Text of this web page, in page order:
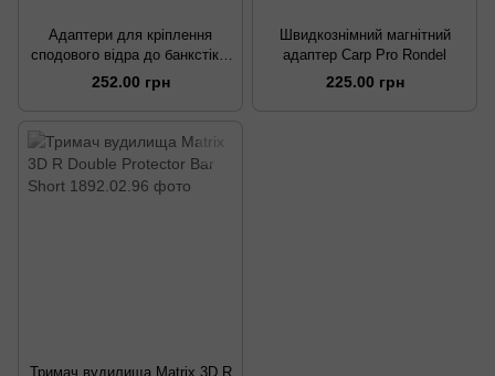
Адаптери для кріплення
сподового відра до банкстіків
Carp Pro Bucket Spod Adaptor
252.00 грн
Швидкознімний магнітний
адаптер Carp Pro Rondel
225.00 грн
Тримач вудилища Matrix 3D R